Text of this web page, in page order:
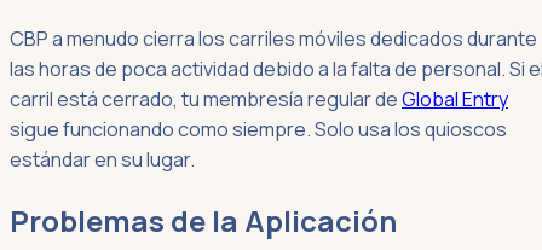
CBP a menudo cierra los carriles móviles dedicados durante
las horas de poca actividad debido a la falta de personal. Si
carril está cerrado, tu membresía regular deGlobal Entry
sigue funcionando como siempre. Solo usa los quioscos
estándar en su lugar.
Problemas de la Aplicación